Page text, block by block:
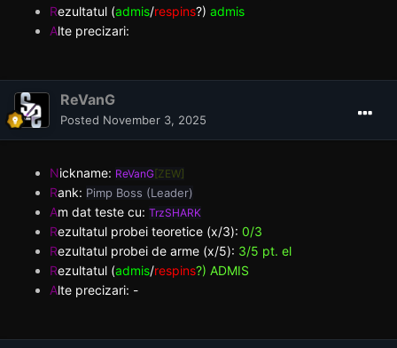
Rezultatul (admis/respins?) admis
Alte precizari:
ReVanG
Posted November 3, 2025
Nickname: ReVanG[ZEW]
Rank: Pimp Boss (Leader)
Am dat teste cu: TrzSHARK
Rezultatul probei teoretice (x/3): 0/3
Rezultatul probei de arme (x/5): 3/5 pt. el
Rezultatul (admis/respins?) ADMIS
Alte precizari: -